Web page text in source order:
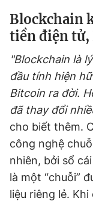
Thông tin tòa
Đọc Thanh Niên
Theo dõi báo trên
Blockchain
tiền điện tử,
"Blockchain là
đầu tính hiện
Bitcoin ra đời.
đã thay đổi
cho biết thêm.
công nghệ
nhiên, bởi sổ
là một “chuỗi”
liệu riêng lẻ.